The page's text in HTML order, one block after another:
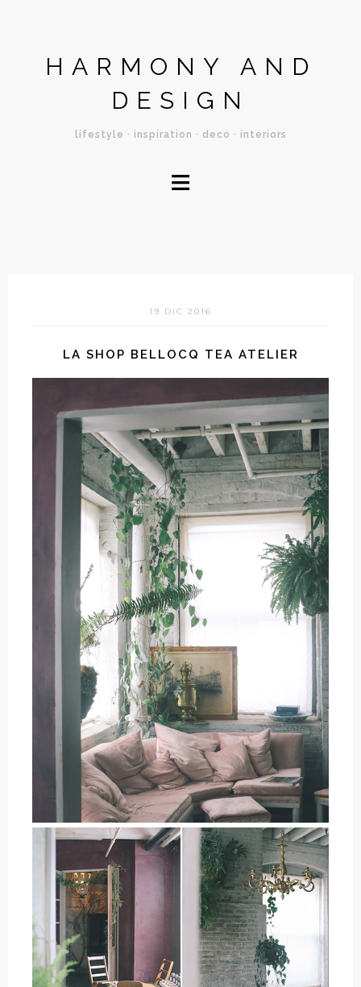
HARMONY AND
DESIGN
lifestyle · inspiration · deco · interiors
≡
19 DIC 2016
LA SHOP BELLOCQ TEA ATELIER